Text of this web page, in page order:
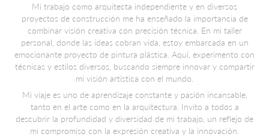
Mi trabajo como arquitecta independiente y en diversos
proyectos de construcción me ha enseñado la importancia de
combinar visión creativa con precisión técnica. En mi taller
personal, donde las ideas cobran vida, estoy embarcada en un
emocionante proyecto de pintura plástica. Aquí, experimento con
técnicas y estilos diversos, buscando siempre innovar y compartir
mi visión artística con el mundo.
Mi viaje es uno de aprendizaje constante y pasión incansable,
tanto en el arte como en la arquitectura. Invito a todos a
descubrir la profundidad y diversidad de mi trabajo, un reflejo de
mi compromiso con la expresión creativa y la innovación.